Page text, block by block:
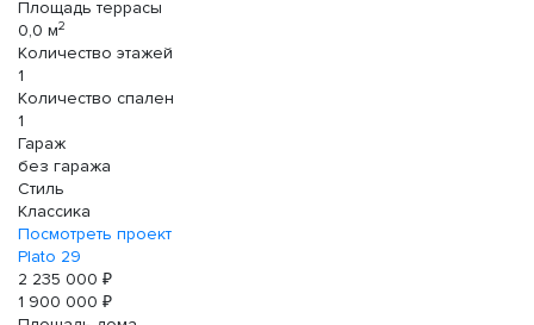
Площадь террасы
0,0 м2
Количество этажей
1
Количество спален
1
Гараж
без гаража
Стиль
Классика
Посмотреть проект
Plato 29
2 235 000 ₽
1 900 000 ₽